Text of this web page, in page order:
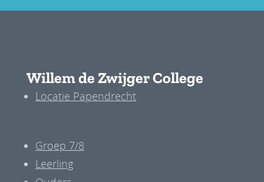
Willem de Zwijger College
Locatie Papendrecht
Groep 7/8
Leerling